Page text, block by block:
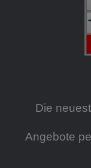
Die
Angebote